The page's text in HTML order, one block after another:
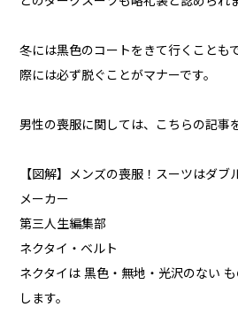
冬には黒色のコートをきて行くことも
際には必ず脱ぐことがマナーです。
男性の喪服に関しては、こちらの記事
【図解】メンズの喪服！スーツはダブ
メーカー
第三人生編集部
ネクタイ・ベルト
ネクタイは 黒色・無地・光沢のない
します。